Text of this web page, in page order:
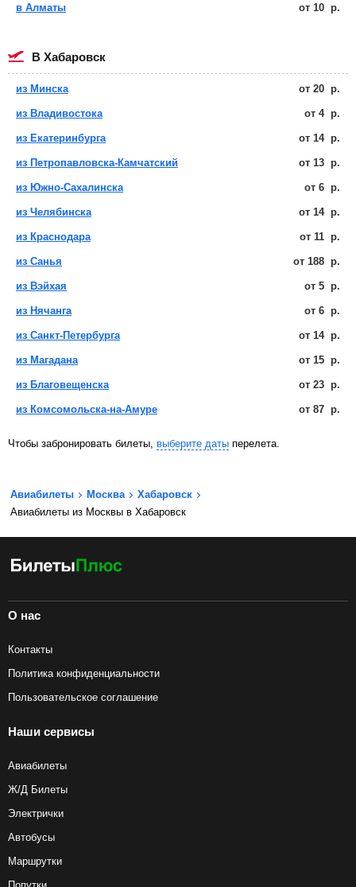
в Алматы от 10 р.
в Хабаровск
из Минска от 20 р.
из Владивостока от 4 р.
из Екатеринбурга от 14 р.
из Петропавловска-Камчатский от 13 р.
из Южно-Сахалинска от 6 р.
из Челябинска от 14 р.
из Краснодара от 11 р.
из Санья от 188 р.
из Вэйхая от 5 р.
из Нячанга от 6 р.
из Санкт-Петербурга от 14 р.
из Магадана от 15 р.
из Благовещенска от 23 р.
из Комсомольска-на-Амуре от 87 р.
Чтобы забронировать билеты, выберите даты перелета.
Авиабилеты Москва
Хабаровск
Авиабилеты из Москвы в Хабаровск
О нас
Контакты
Политика конфиденциальности
Пользовательское соглашение
Наши сервисы
Авиабилеты
Ж/Д Билеты
Электрички
Автобусы
Маршрутки
Попутки